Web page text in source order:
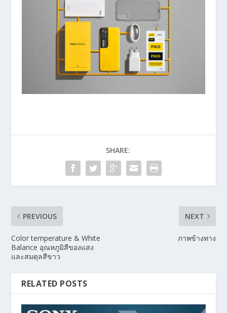
SHARE:
PREVIOUS
Color temperature & White
Balance อุณหภูมิสีของแสง
และสมดุลสีขาว
NEXT
ภาพข้างทาง
RELATED POSTS